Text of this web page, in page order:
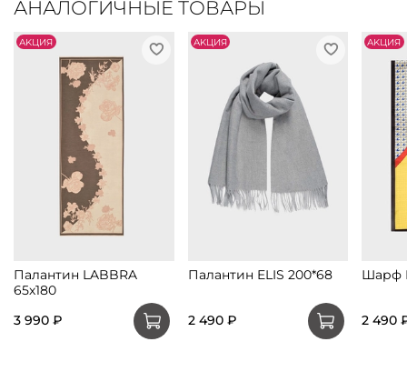
АНАЛОГИЧНЫЕ ТОВАРЫ
АKЦИЯ
Палантин LABBRA
65х180
3 990 ₽
АKЦИЯ
Палантин ELIS 200*68
2 490 ₽
АKЦИЯ
Шарф
2 490